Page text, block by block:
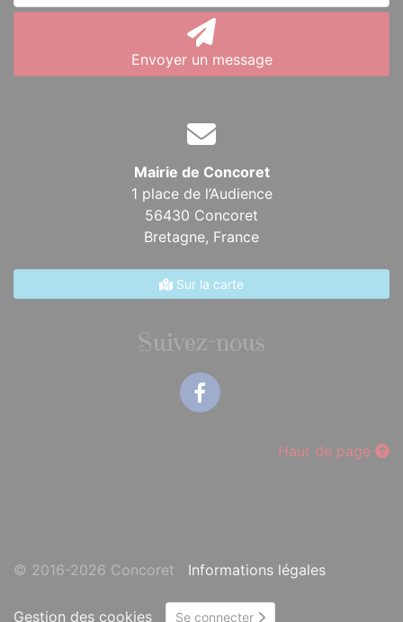
Envoyer un message
Mairie de Concoret
1 place de l’Audience
56430 Concoret
Bretagne, France
Sur la carte
Suivez-nous
Haut de page
© 2016-2026 Concoret Informations légales
Gestion des cookies Se connecter